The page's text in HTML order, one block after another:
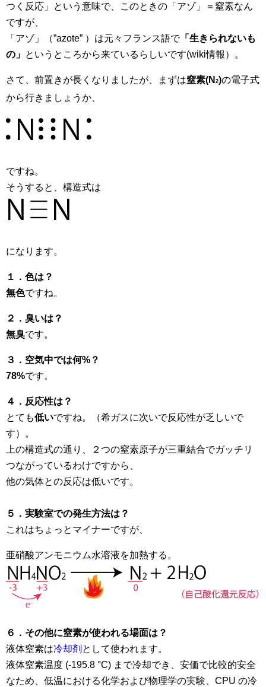
つく反応」という意味で、このときの「アゾ」＝窒素なん
ですが、
「アゾ」（”azote” ）は元々フランス語で「生きられないも
の」 というところから来ているらしいです(wiki情報）。
さて、前置きが長くなりましたが、まずは窒素(N 2)の電子式
から行きましょうか、
ですね。
そうすると、構造式は
になります。
１．色は？
無色ですね。
２．臭いは？
無臭です。
３．空気中では何%？
78%です。
４．反応性は？
とても低いですね。（希ガスに次いで反応性が乏しいで
す）。
上の構造式の通り、２つの窒素原子が三重結合でガッチリ
つながっているわけですから、
他の気体との反応は低いです。
５．実験室での発生方法は？
これはちょっとマイナーですが、
亜硝酸アンモニウム水溶液を加熱する。
６．その他に窒素が使われる場面は？
液体窒素は冷却剤 として使われます。
液体窒素温度 (-195.8 °C) まで冷却でき、安価で比較的安全
なため、低温における化学および物理学の実験、CPU の冷